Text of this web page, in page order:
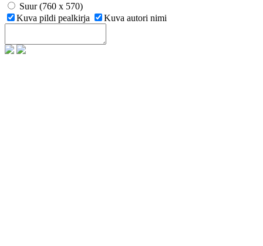
Suur (760 x 570)
Kuva pildi pealkirja
Kuva autori nimi